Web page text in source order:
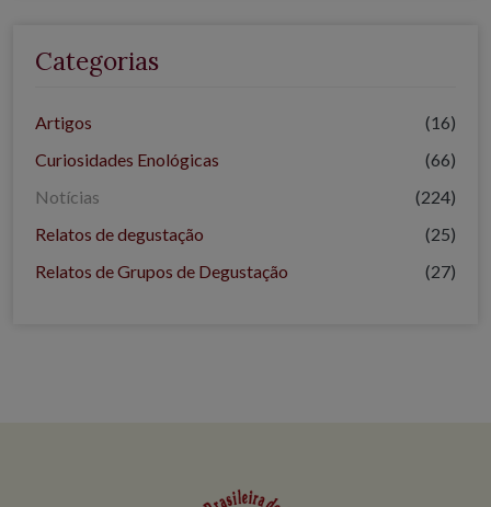
Categorias
Artigos
(16)
Curiosidades Enológicas
(66)
Notícias
(224)
Relatos de degustação
(25)
Relatos de Grupos de Degustação
(27)